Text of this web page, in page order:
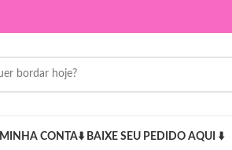
MINHA CONTA⬇️ BAIXE SEU PEDIDO AQUI ⬇️